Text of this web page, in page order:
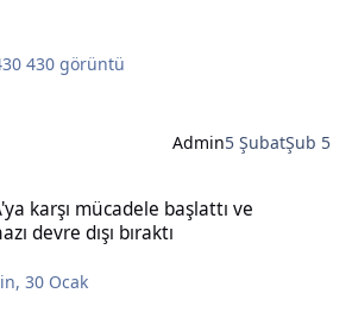
430 görüntü
Admin5 ŞubatŞub 5
karşı mücadele başlattı ve
devre dışı bıraktı
,30 Ocak